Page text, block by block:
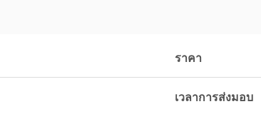
ราคา
เวลาการส่งมอบ